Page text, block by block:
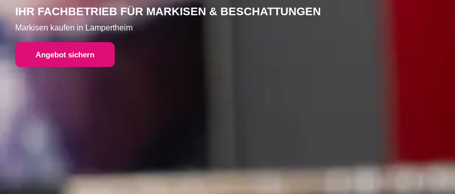
IHR FACHBETRIEB FÜR MARKISEN & BESCHATTUNGEN
Markisen kaufen in Lampertheim
Angebot sichern